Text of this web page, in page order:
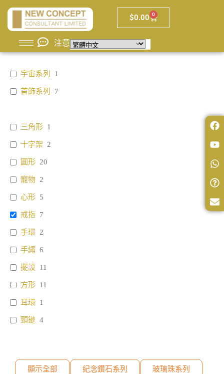
$0.00 0
注意
宇宙系列 1
首飾系列 7
三角形 1
十字架 2
圓形 20
寵物 2
心形 5
戒指 7
手環 2
手繩 6
擺設 11
方形 11
耳環 1
頸鏈 4
顯示全部 紀念鑽石系列 玻璃珠系列